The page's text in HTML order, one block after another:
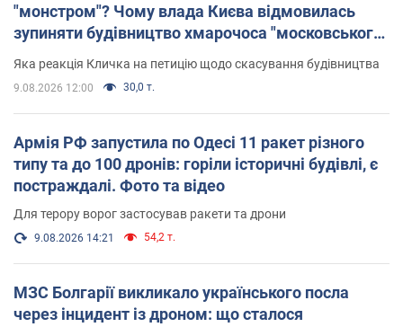
"монстром"? Чому влада Києва відмовилась
зупиняти будівництво хмарочоса "московського
вірянина"
Яка реакція Кличка на петицію щодо скасування будівництва
9.08.2026 12:00 30,0 т.
Армія РФ запустила по Одесі 11 ракет різного
типу та до 100 дронів: горіли історичні будівлі, є
постраждалі. Фото та відео
Для терору ворог застосував ракети та дрони
9.08.2026 14:21 54,2 т.
МЗС Болгарії викликало українського посла
через інцидент із дроном: що сталося